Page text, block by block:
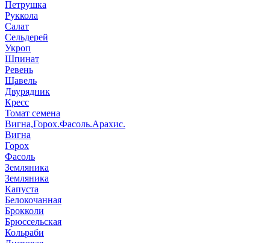
Петрушка
Руккола
Салат
Сельдерей
Укроп
Шпинат
Ревень
Щавель
Двурядник
Кресс
Томат семена
Вигна,Горох.Фасоль.Арахис.
Вигна
Горох
Фасоль
Земляника
Земляника
Капуста
Белокочанная
Брокколи
Брюссельская
Кольраби